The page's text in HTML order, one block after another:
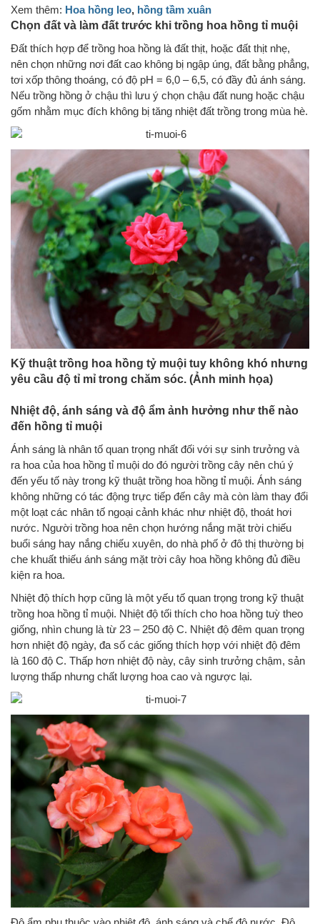
Xem thêm: Hoa hồng leo, hồng tầm xuân
Chọn đất và làm đất trước khi trồng hoa hồng tỉ muội
Đất thích hợp để trồng hoa hồng là đất thịt, hoặc đất thịt nhẹ,
nên chọn những nơi đất cao không bị ngập úng, đất bằng phẳng,
tơi xốp thông thoáng, có độ pH = 6,0 – 6,5, có đầy đủ ánh sáng.
Nếu trồng hồng ở chậu thì lưu ý chọn chậu đất nung hoặc chậu
gốm nhằm mục đích không bị tăng nhiệt đất trồng trong mùa hè.
Kỹ thuật trồng hoa hồng tỷ muội tuy không khó nhưng
yêu cầu độ tỉ mỉ trong chăm sóc. (Ảnh minh họa)
Nhiệt độ, ánh sáng và độ ẩm ảnh hưởng như thế nào
đến hồng tỉ muội
Ánh sáng là nhân tố quan trọng nhất đối với sự sinh trưởng và
ra hoa của hoa hồng tỉ muội do đó người trồng cây nên chú ý
đến yếu tố này trong kỹ thuật trồng hoa hồng tỉ muội. Ánh sáng
không những có tác động trực tiếp đến cây mà còn làm thay đổi
một loạt các nhân tố ngoại cảnh khác như nhiệt độ, thoát hơi
nước. Người trồng hoa nên chọn hướng nắng mặt trời chiếu
buổi sáng hay nắng chiếu xuyên, do nhà phố ở đô thị thường bị
che khuất thiếu ánh sáng mặt trời cây hoa hồng không đủ điều
kiện ra hoa.
Nhiệt độ thích hợp cũng là một yếu tố quan trọng trong kỹ thuật
trồng hoa hồng tỉ muội. Nhiệt độ tối thích cho hoa hồng tuỳ theo
giống, nhìn chung là từ 23 – 250 độ C. Nhiệt độ đêm quan trọng
hơn nhiệt độ ngày, đa số các giống thích hợp với nhiệt độ đêm
là 160 độ C. Thấp hơn nhiệt độ này, cây sinh trưởng chậm, sản
lượng thấp nhưng chất lượng hoa cao và ngược lại.